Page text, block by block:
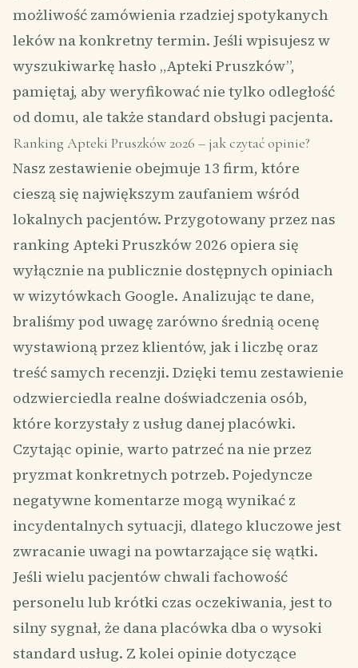
możliwość zamówienia rzadziej spotykanych
leków na konkretny termin. Jeśli wpisujesz w
wyszukiwarkę hasło „Apteki Pruszków”,
pamiętaj, aby weryfikować nie tylko odległość
od domu, ale także standard obsługi pacjenta.
Ranking Apteki Pruszków 2026 – jak czytać opinie?
Nasz zestawienie obejmuje 13 firm, które
cieszą się największym zaufaniem wśród
lokalnych pacjentów. Przygotowany przez nas
ranking Apteki Pruszków 2026 opiera się
wyłącznie na publicznie dostępnych opiniach
w wizytówkach Google. Analizując te dane,
braliśmy pod uwagę zarówno średnią ocenę
wystawioną przez klientów, jak i liczbę oraz
treść samych recenzji. Dzięki temu zestawienie
odzwierciedla realne doświadczenia osób,
które korzystały z usług danej placówki.
Czytając opinie, warto patrzeć na nie przez
pryzmat konkretnych potrzeb. Pojedyncze
negatywne komentarze mogą wynikać z
incydentalnych sytuacji, dlatego kluczowe jest
zwracanie uwagi na powtarzające się wątki.
Jeśli wielu pacjentów chwali fachowość
personelu lub krótki czas oczekiwania, jest to
silny sygnał, że dana placówka dba o wysoki
standard usług. Z kolei opinie dotyczące